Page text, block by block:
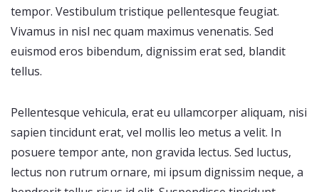
tempor. Vestibulum tristique pellentesque feugiat.
Vivamus in nisl nec quam maximus venenatis. Sed
euismod eros bibendum, dignissim erat sed, blandit
tellus.
Pellentesque vehicula, erat eu ullamcorper aliquam, nisi
sapien tincidunt erat, vel mollis leo metus a velit. In
posuere tempor ante, non gravida lectus. Sed luctus,
lectus non rutrum ornare, mi ipsum dignissim neque, a